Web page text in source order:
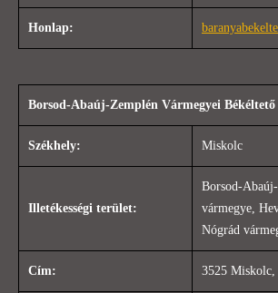
Honlap:
Borsod-Abaúj-Zemplén Vármegyei Békéltető
Székhely: Miskolc
Illetékességi terület:
Borsod-
vármegye,
Nógrád
Cím: 3525 Miskolc,